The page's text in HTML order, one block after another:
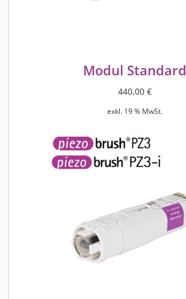
Modul Standard
440,00 €
exkl. 19 % MwSt.